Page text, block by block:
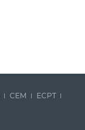
СЕМ
ECPT